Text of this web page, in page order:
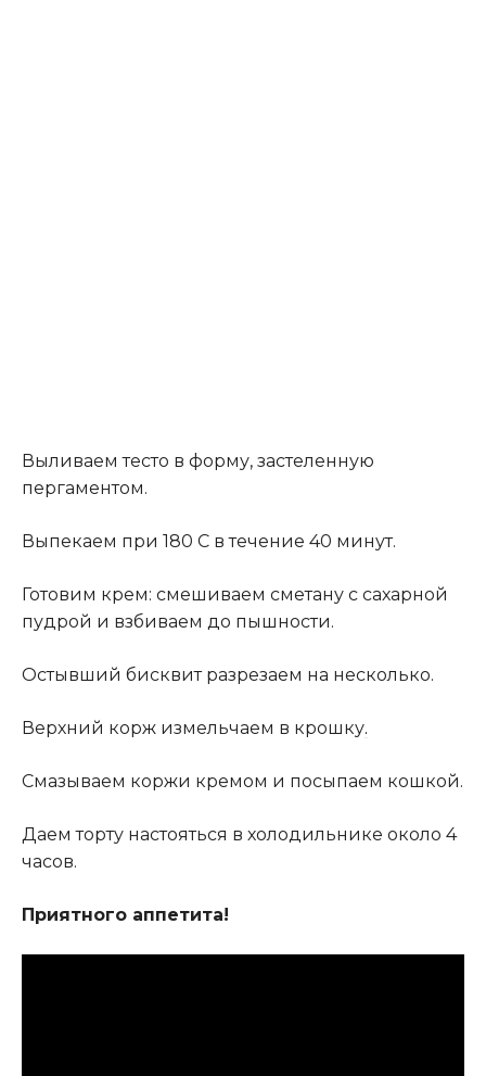
Выливаем тесто в форму, застеленную
пергаментом.
Выпекаем при 180 С в течение 40 минут.
Готовим крем: смешиваем сметану с сахарной
пудрой и взбиваем до пышности.
Остывший бисквит разрезаем на несколько.
Верхний корж измельчаем в крошку.
Смазываем коржи кремом и посыпаем кошкой.
Даем торту настояться в холодильнике около 4
часов.
Приятного аппетита!